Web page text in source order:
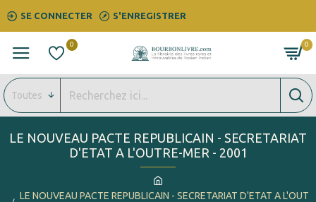
SE CONNECTER S'ENREGISTRER
0 0
Toutes
LE NOUVEAU PACTE REPUBLICAIN - SECRETARIAT D'ETAT A L'OUT
LE NOUVEAU PACTE REPUBLICAIN - SECRETARIAT
D'ETAT A L'OUTRE-MER - 2001